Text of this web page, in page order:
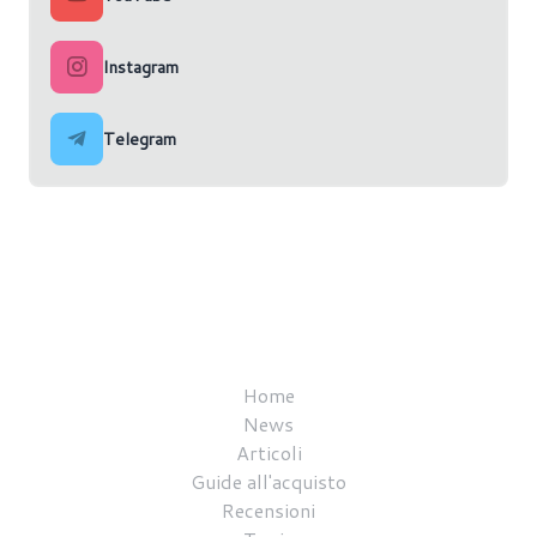
Instagram
Telegram
Home
News
Articoli
Guide all'acquisto
Recensioni